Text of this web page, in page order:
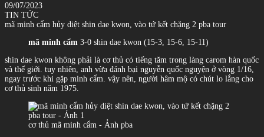
09/07/2023
TIN TỨC
mã minh cẩm hủy diệt shin dae kwon, vào tứ kết chặng 2 pba tour
mã minh cẩm 3-0 shin dae kwon (15-3, 15-6, 15-11)
shin dae kwon không phải là cơ thủ có tiếng tăm trong làng carom hàn quốc
và thế giới. tuy nhiên, anh vừa đánh bại nguyễn quốc nguyện ở vòng 1/16,
ngay trước khi gặp minh cẩm. vậy nên, người hâm mộ có chút lo lắng cho
cơ thủ sinh năm 1975.
cơ thủ mã minh cẩm - Ảnh pba